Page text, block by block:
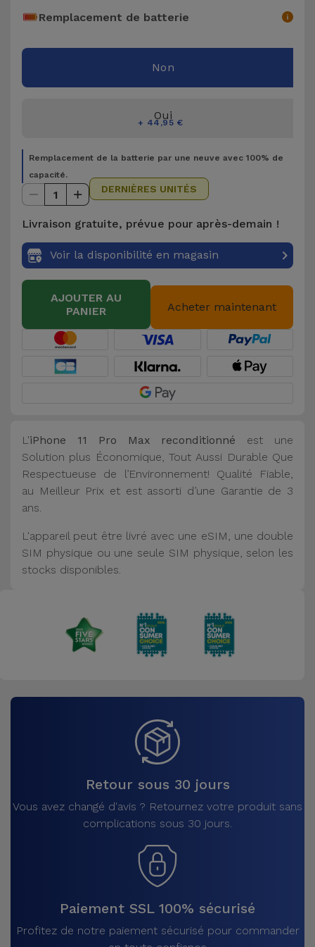
Accessoires
Mobilité,
Vélo
Accessoires
iPad et
Kids
Remplacement de batterie
Non
Oui
+ 44,95 €
Remplacement de la batterie par une neuve avec 100% de
capacité.
1 DERNIÈRES UNITÉS
Livraison gratuite, prévue pour après-demain !
Voir la disponibilité en magasin
AJOUTER AU
PANIER
Acheter maintenant
L'iPhone 11 Pro Max reconditionné est une
Solution plus Économique, Tout Aussi Durable Que
Respectueuse de l’Environnement! Qualité Fiable,
au Meilleur Prix et est assorti d’une Garantie de 3
ans.
L'appareil peut être livré avec une eSIM, une double
SIM physique ou une seule SIM physique, selon les
stocks disponibles.
Retour sous 30 jours
Vous avez changé d'avis ? Retournez votre produit sans
complications sous 30 jours.
Paiement SSL 100% sécurisé
Profitez de notre paiement sécurisé pour commander